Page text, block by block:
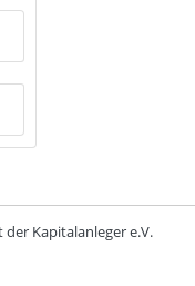
der Kapitalanleger e.V.